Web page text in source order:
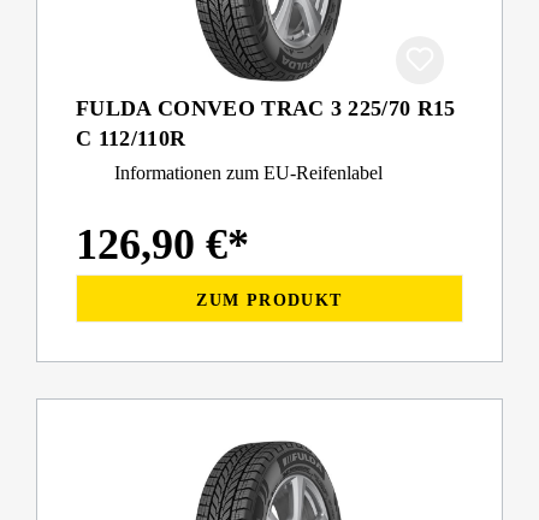
FULDA CONVEO TRAC 3 225/70 R15
C 112/110R
Informationen zum EU-Reifenlabel
126,90 €*
ZUM PRODUKT